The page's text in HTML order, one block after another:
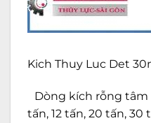
Kich Thuy Luc Det
Dòng kích rỗng tâm
tấn, 12 tấn, 20 tấn, 30